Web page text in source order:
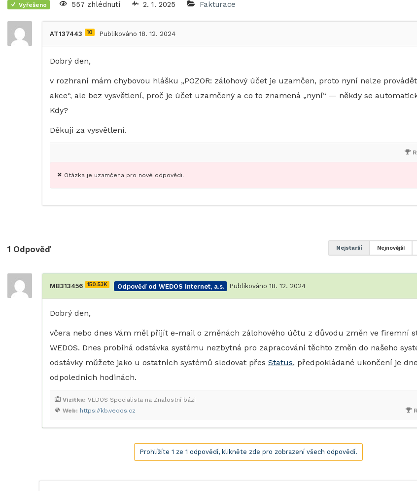
Vyřešeno 557 zhlédnutí 2. 1. 2025 Fakturace
AT137443 10 Publikováno 18. 12. 2024
Dobrý den,
v rozhraní mám chybovou hlášku „POZOR: zálohový účet je uzamčen, proto nyní nelze
akce“, ale bez vysvětlení, proč je účet uzamčený a co to znamená „nyní“ — někdy se
Kdy?
Děkuji za vysvětlení.
Otázka je uzamčena pro nové odpovědi.
1 Odpověď Nejnovější
Nejstarší
MB313456 150.53K Odpověď od WEDOS Internet, a.s. Publikováno 18. 12. 2024
Dobrý den,
včera nebo dnes Vám měl přijít e-mail o změnách zálohového účtu z důvodu změn ve firemní
WEDOS. Dnes probíhá odstávka systému nezbytná pro zapracování těchto změn do našeho
odstávky můžete jako u ostatních systémů sledovat přes Status, předpokládané ukončení je
odpoledních hodinách.
Web: https://kb.vedos.cz
Vizitka: VEDOS Specialista na Znalostní bázi
Prohlížíte 1 ze 1 odpovědí, klikněte zde pro zobrazení všech odpovědí.